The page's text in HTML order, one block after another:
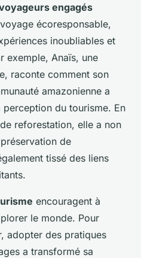
engagés
écoresponsable,
inoubliables et
exemple, Anaïs, une
raconte comment son
amazonienne a
du tourisme. En
reforestation, elle a non
de
tissé des liens
encouragent à
le monde. Pour
adopter des pratiques
a transformé sa